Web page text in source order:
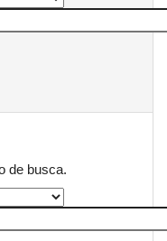
de busca.